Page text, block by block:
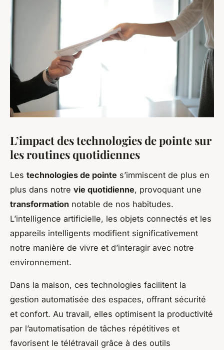
L’impact des technologies de pointe sur
les routines quotidiennes
Les technologies de pointe s’immiscent de plus en
plus dans notre vie quotidienne, provoquant une
transformation notable de nos habitudes.
L’intelligence artificielle, les objets connectés et les
appareils intelligents modifient significativement
notre manière de vivre et d’interagir avec notre
environnement.
Dans la maison, ces technologies facilitent la
gestion automatisée des espaces, offrant sécurité
et confort. Au travail, elles optimisent la productivité
par l’automatisation de tâches répétitives et
favorisent le télétravail grâce à des outils